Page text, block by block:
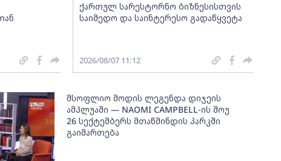
ქართულ სარესტორნო ბიზნესისთვის
საიმედო და საინტერესო გადაწყვეტა
2026/08/07 11:12
მსოფლიო მოდის ლეგენდა დიჯეის
ამპლუაში — NAOMI CAMPBELL-ის შოუ
26 სექტემბერს მთაწმინდის პარკში
გაიმართება